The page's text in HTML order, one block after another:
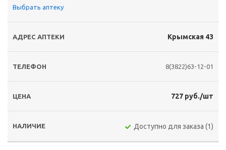
Выбрать аптеку
Крымская 43
8(3822)63-12-01
727 руб./шт
Доступно для заказа (1)